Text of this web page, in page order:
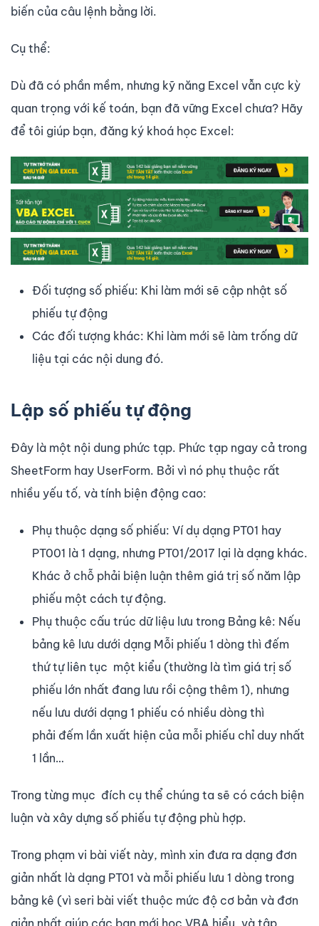
biến của câu lệnh bằng lời.
Cụ thể:
Dù đã có phần mềm, nhưng kỹ năng Excel vẫn cực kỳ
quan trọng với kế toán, bạn đã vững Excel chưa? Hãy
để tôi giúp bạn, đăng ký khoá học Excel:
Đối tượng số phiếu: Khi làm mới sẽ cập nhật số
phiếu tự động
Các đối tượng khác: Khi làm mới sẽ làm trống dữ
liệu tại các nội dung đó.
Lập số phiếu tự động
Đây là một nội dung phức tạp. Phức tạp ngay cả trong
SheetForm hay UserForm. Bởi vì nó phụ thuộc rất
nhiều yếu tố, và tính biện động cao:
Phụ thuộc dạng số phiếu: Ví dụ dạng PT01 hay
PT001 là 1 dạng, nhưng PT01/2017 lại là dạng khác.
Khác ở chỗ phải biện luận thêm giá trị số năm lập
phiếu một cách tự động.
Phụ thuộc cấu trúc dữ liệu lưu trong Bảng kê: Nếu
bảng kê lưu dưới dạng Mỗi phiếu 1 dòng thì đếm
thứ tự liên tục một kiểu (thường là tìm giá trị số
phiếu lớn nhất đang lưu rồi cộng thêm 1), nhưng
nếu lưu dưới dạng 1 phiếu có nhiều dòng thì
phải đếm lần xuất hiện của mỗi phiếu chỉ duy nhất
1 lần…
Trong từng mục đích cụ thể chúng ta sẽ có cách biện
luận và xây dựng số phiếu tự động phù hợp.
Trong phạm vi bài viết này, mình xin đưa ra dạng đơn
giản nhất là dạng PT01 và mỗi phiếu lưu 1 dòng trong
bảng kê (vì seri bài viết thuộc mức độ cơ bản và đơn